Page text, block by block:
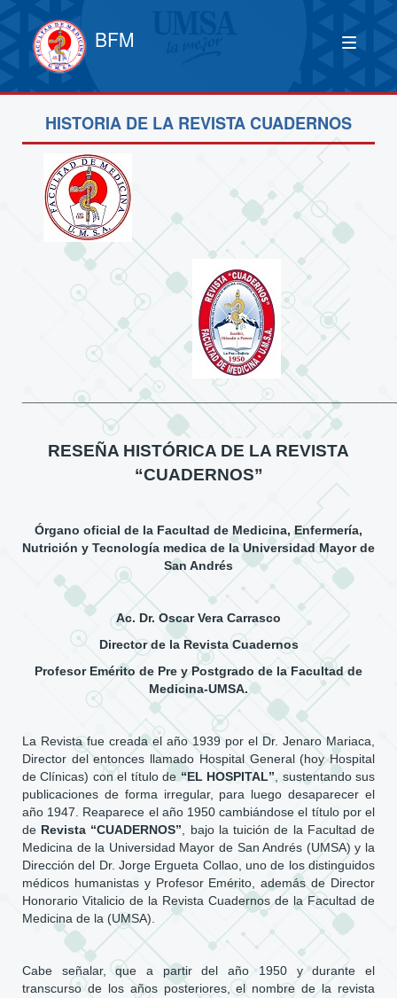
BFM
HISTORIA DE LA REVISTA CUADERNOS
RESEÑA HISTÓRICA DE LA REVISTA
“CUADERNOS”
Órgano oficial de la Facultad de Medicina, Enfermería,
Nutrición y Tecnología medica de la Universidad Mayor de
San Andrés
Ac. Dr. Oscar Vera Carrasco
Director de la Revista Cuadernos
Profesor Emérito de Pre y Postgrado de la Facultad de
Medicina-UMSA.
La Revista fue creada el año 1939 por el Dr. Jenaro Mariaca,
Director del entonces llamado Hospital General (hoy Hospital
de Clínicas) con el título de “EL HOSPITAL”, sustentando sus
publicaciones de forma irregular, para luego desaparecer el
año 1947. Reaparece el año 1950 cambiándose el título por el
de Revista “CUADERNOS” , bajo la tuición de la Facultad de
Medicina de la Universidad Mayor de San Andrés (UMSA) y la
Dirección del Dr. Jorge Ergueta Collao, uno de los distinguidos
médicos humanistas y Profesor Emérito, además de Director
Honorario Vitalicio de la Revista Cuadernos de la Facultad de
Medicina de la (UMSA).
Cabe señalar, que a partir del año 1950 y durante el
transcurso de los años posteriores, el nombre de la revista